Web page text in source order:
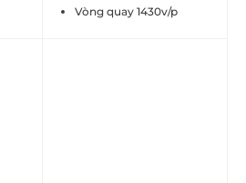
Vòng quay 1430v/p